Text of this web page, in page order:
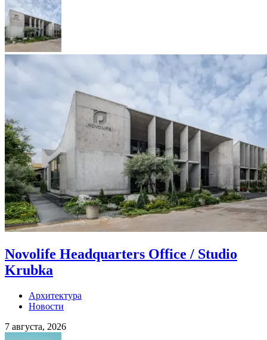
Novolife Headquarters Office / Studio
Krubka
Архитектура
Новости
7 августа, 2026